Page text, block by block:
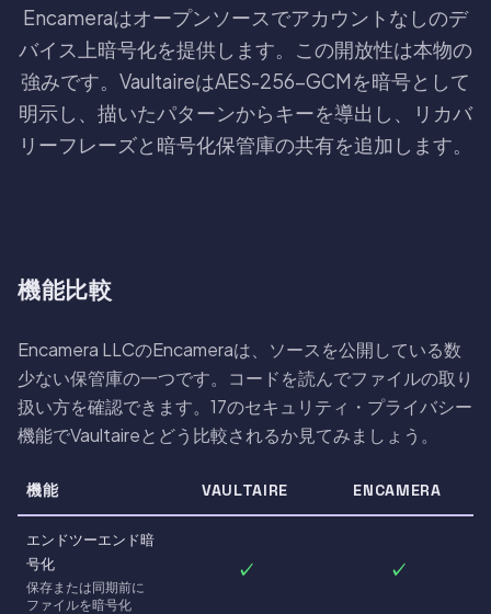
Encameraはオープンソースでアカウントなしのデ
バイス上暗号化を提供します。この開放性は本物の
強みです。VaultaireはAES-256-GCMを暗号として
明示し、描いたパターンからキーを導出し、リカバ
リーフレーズと暗号化保管庫の共有を追加します。
機能比較
Encamera LLCのEncameraは、ソースを公開している数
少ない保管庫の一つです。コードを読んでファイルの取り
扱い方を確認できます。17のセキュリティ・プライバシー
機能でVaultaireとどう比較されるか見てみましょう。
機能 VAULTAIRE ENCAMERA
エンドツーエンド暗
号化
保存または同期前に
ファイルを暗号化
✓ ✓